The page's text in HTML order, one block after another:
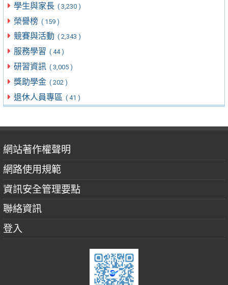
學生與家長 ( 3,230 )
榮譽榜 ( 159 )
競賽與活動 ( 2,343 )
服務學習 ( 44 )
研習資訊 ( 3,005 )
獎助學金 ( 202 )
退休人員專區 ( 41 )
網站著作權聲明
網路使用規範
資訊安全管理要點
聯絡資訊
登入